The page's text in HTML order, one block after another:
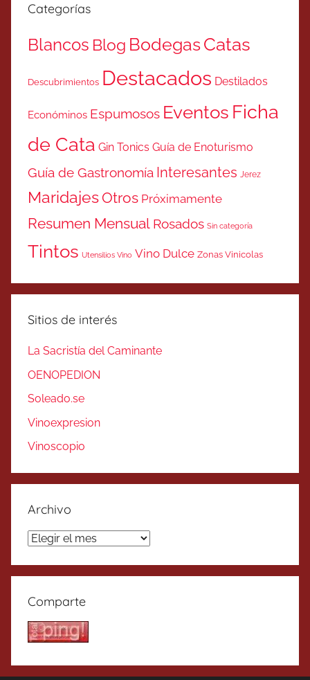
Categorías
Blancos Blog BodegasCatas
Descubrimientos Destacados Destilados
Económinos Espumosos Eventos Ficha
de Cata Gin Tonics Guía de Enoturismo
Guía de Gastronomía Interesantes Jerez
MaridajesOtros Próximamente
Resumen Mensual Rosados Sin categoría
Tintos Utensilios Vino Vino Dulce Zonas Vinicolas
Sitios de interés
La Sacristía del Caminante
OENOPEDION
Soleado.se
Vinoexpresion
Vinoscopio
Archivo
Archivo
Comparte